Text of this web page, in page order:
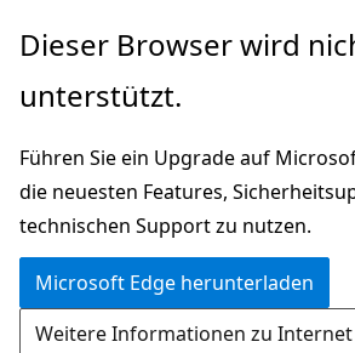
Zu
wechseln
Dieser Browser wird
unterstützt.
Führen Sie ein Upgrade auf
die neuesten Features,
technischen Support zu nutzen.
Microsoft Edge herunterladen
Weitere Informationen zu